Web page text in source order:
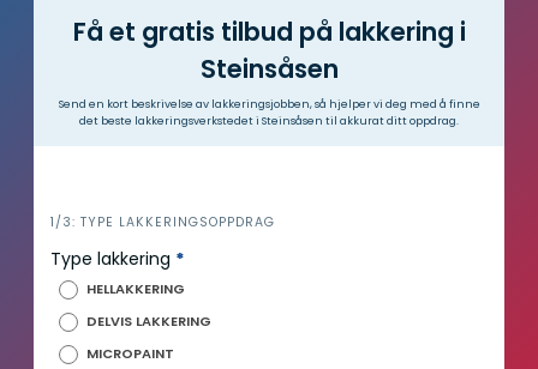
Få et gratis tilbud på lakkering i
Steinsåsen
Send en kort beskrivelse av lakkeringsjobben, så hjelper vi deg med å finne
det beste lakkeringsverkstedet i Steinsåsen til akkurat ditt oppdrag.
i
n
n
o
1/3: TYPE LAKKERINGSOPPDRAG
Type lakkering *
HELLAKKERING
DELVIS LAKKERING
MICROPAINT